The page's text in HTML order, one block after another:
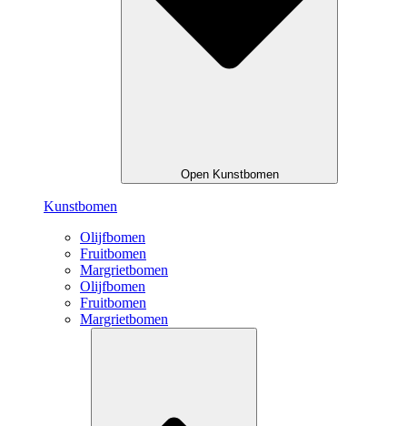
Open Kunstbomen
Kunstbomen
Olijfbomen
Fruitbomen
Margrietbomen
Olijfbomen
Fruitbomen
Margrietbomen